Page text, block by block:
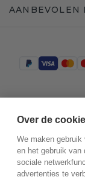
AANBEVOLEN
Over de
We maken
en het gebruik van
sociale
advertenties te